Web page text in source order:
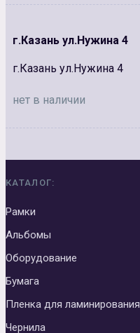
г.Казань ул.Нужина 4
г.Казань ул.Нужина 4
нет в наличии
КАТАЛОГ:
Рамки
Альбомы
Оборудование
Бумага
Пленка для ламинирования
Чернила